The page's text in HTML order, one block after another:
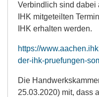
Verbindlich sind
IHK mitgeteilten
IHK erhalten werden.
https://
der-ihk-pruefungen-
Die
25.03.2020) mit, dass